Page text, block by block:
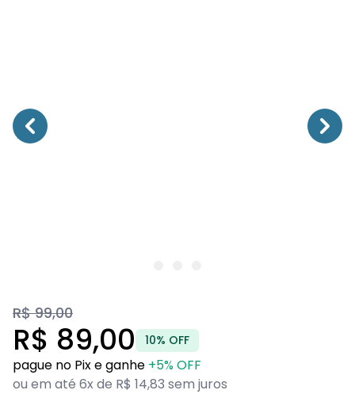
R$ 99,00
R$ 89,00 10% OFF
pague no Pix e ganhe +5% OFF
ou em até 6x de R$ 14,83 sem juros